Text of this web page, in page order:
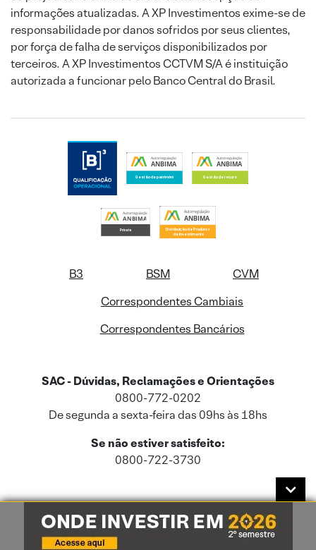
informações atualizadas. A XP Investimentos exime-se de
responsabilidade por danos sofridos por seus clientes,
por força de falha de serviços disponibilizados por
terceiros. A XP Investimentos CCTVM S/A é instituição
autorizada a funcionar pelo Banco Central do Brasil.
B3 BSM
CVM
Correspondentes Cambiais
Correspondentes Bancários
SAC - Dúvidas, Reclamações e Orientações
0800-772-0202
De segunda a sexta-feira das 09hs às 18hs
Se não estiver satisfeito:
0800-722-3730
Este site usa cookies e dados pessoais de acordo com a nossaPolítica de
Cookies
e a nossaPolítica de Privacidade.